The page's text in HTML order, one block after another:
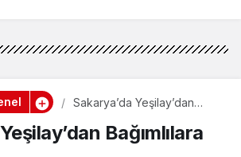
Sakarya’da Yeşilay’dan
Bağımlılara